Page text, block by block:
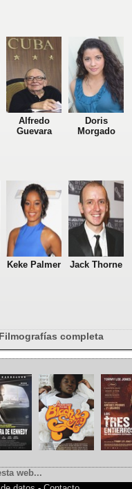
Alfredo
Guevara
Doris
Morgado
Keke Palmer Jack Thorne
completa
web...